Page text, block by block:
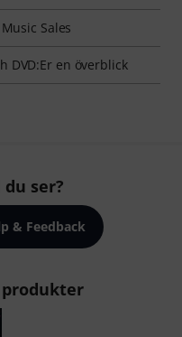
Sales
DVD:Er en överblick
ser?
& Feedback